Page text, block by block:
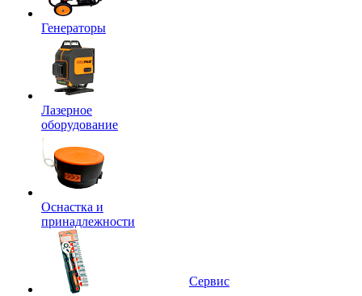
Генераторы
Лазерное
оборудование
Оснастка и
принадлежности
Сервис